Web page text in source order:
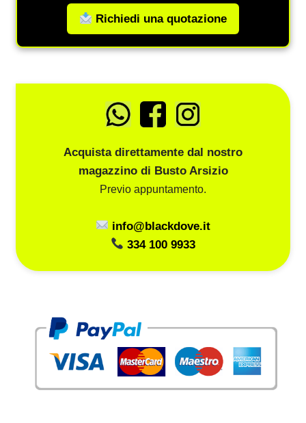
Richiedi una quotazione
Acquista direttamente dal nostro
magazzino di Busto Arsizio
Previo appuntamento.
info@blackdove.it
334 100 9933